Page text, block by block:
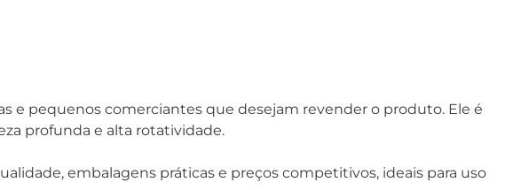
e pequenos comerciantes que desejam revender o produto. Ele é
profunda e alta rotatividade.
embalagens práticas e preços competitivos, ideais para uso